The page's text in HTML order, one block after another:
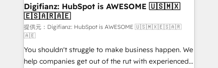
framework, meaning we've been accredited by
HubSpot and vetted by the CCS, which means we
can support public sector companies as well the
other ones listed in our profile. Our services: -
HubSpot implementation - HubSpot CMS website
build We can do lots of things. But everything we do
Digifianz: HubSpot is AWESOME 🇺🇸🇲🇽
🇪🇸🇦🇷🇦🇪
提供元：Digifianz: HubSpot is AWESOME 🇺🇸🇲🇽🇪🇸🇦🇷
🇦🇪
You shouldn't struggle to make business happen. We
help companies get out of the rut with experienced,